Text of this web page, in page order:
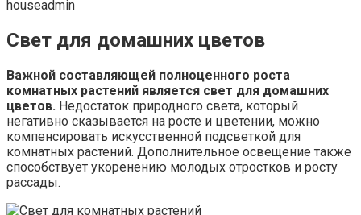
houseadmin
Свет для домашних цветов
Важной составляющей полноценного роста
комнатных растений является свет для домашних
цветов. Недостаток природного света, который
негативно сказывается на росте и цветении, можно
компенсировать искусственной подсветкой для
комнатных растений. Дополнительное освещение также
способствует укоренению молодых отростков и росту
рассады.